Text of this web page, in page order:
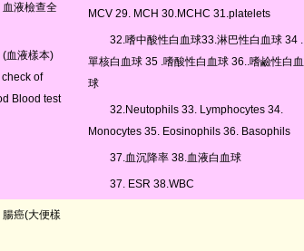
血液檢查全
(血液樣本)
check of
Blood test
MCV 29. MCH 30.MCHC 31.platelets
32.嗜中酸性白血球33.淋巴性白血球 34 .
單核白血球 35 .嗜酸性白血球 36..嗜鹼性白血
球
32.Neutophils 33. Lymphocytes 34.
Monocytes 35. Eosinophils 36. Basophils
37.血沉降率 38.血液白血球
37. ESR 38.WBC
腸癌(大便樣